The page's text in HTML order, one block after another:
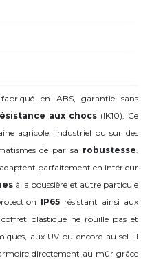
en ABS, garantie sans
aux chocs(IK10). Ce
agricole, industriel ou sur des
de par sa robustesse.
parfaitement en intérieur
à la poussière et autre particule
IP65 résistant ainsi aux
plastique ne rouille pas et
aux UV ou encore au sel. Il
directement au mûr grâce